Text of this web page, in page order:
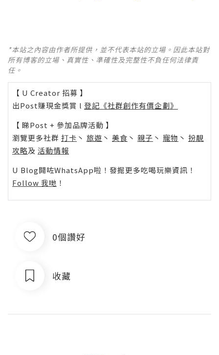
*本站之內容由作者所提供，並不代表本站的立場。因此本站對
所有博客的立場、真實性、準確性及完整性不負任何法律責
任。
【 U Creator 招募 】
出Post賺現金獎賞 l 登記《社群創作有價企劃》
【 睇Post + 參加品牌活動 】
瀏覽更多社群 打卡 丶 旅遊 丶 美食 丶 親子 丶 寵物 丶 扮靚
攻略及 活動情報
U Blog開咗WhatsApp啦！發掘更多吃喝玩樂資訊！
Follow 我哋 ！
0個讚好
收藏